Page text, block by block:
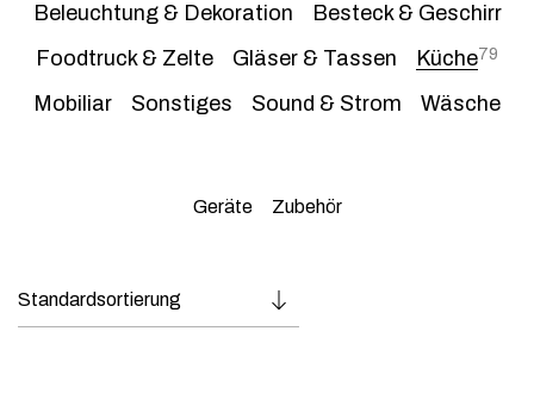
Beleuchtung & Dekoration
Besteck & Geschirr
Foodtruck & Zelte
Gläser & Tassen Küche79
Mobiliar Sonstiges Sound & Strom Wäsche
Geräte Zubehör